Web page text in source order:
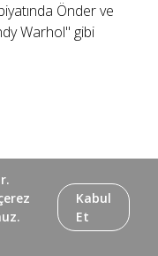
Önder ve
Warhol" gibi
Kabul
Et